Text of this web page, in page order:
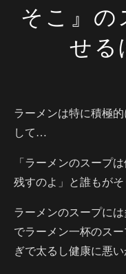
そこ』の
せる
ラーメンは特に積極
して…
「ラーメンのスープ
残すのよ」と誰もがそ
ラーメンのスープに
でラーメン一杯のス
ぎで太るし健康に悪